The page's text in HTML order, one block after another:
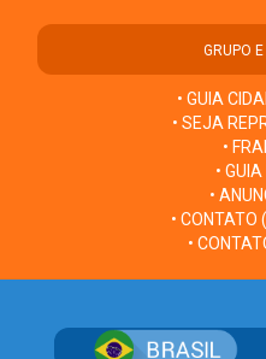
GRUPO
• GUIA
• SEJA
•
•
•
•
•